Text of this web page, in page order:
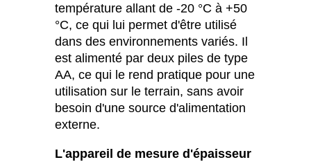
température allant de -20 °C à +50
°C, ce qui lui permet d'être utilisé
dans des environnements variés. Il
est alimenté par deux piles de type
AA, ce qui le rend pratique pour une
utilisation sur le terrain, sans avoir
besoin d'une source d'alimentation
externe.
L'appareil de mesure d'épaisseur